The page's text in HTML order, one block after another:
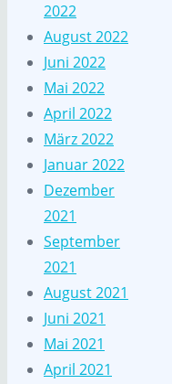
2022
August 2022
Juni 2022
Mai 2022
April 2022
März 2022
Januar 2022
Dezember
2021
September
2021
August 2021
Juni 2021
Mai 2021
April 2021